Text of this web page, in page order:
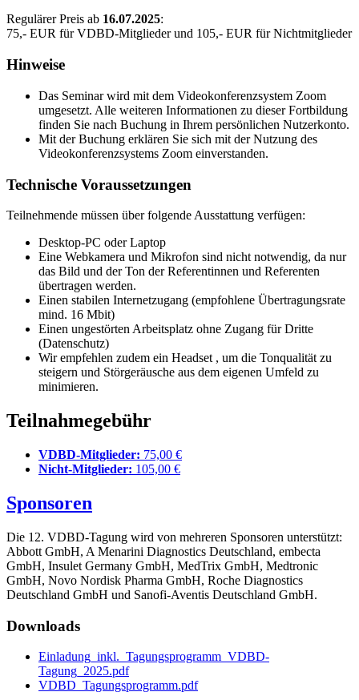
Regulärer Preis ab 16.07.2025:
75,- EUR für VDBD-Mitglieder und 105,- EUR für Nichtmitglieder
Hinweise
Das Seminar wird mit dem Videokonferenzsystem Zoom
umgesetzt. Alle weiteren Informationen zu dieser Fortbildung
finden Sie nach Buchung in Ihrem persönlichen Nutzerkonto.
Mit der Buchung erklären Sie sich mit der Nutzung des
Videokonferenzsystems Zoom einverstanden.
Technische Voraussetzungen
Teilnehmende müssen über folgende Ausstattung verfügen:
Desktop-PC oder Laptop
Eine Webkamera und Mikrofon sind nicht notwendig, da nur
das Bild und der Ton der Referentinnen und Referenten
übertragen werden.
Einen stabilen Internetzugang (empfohlene Übertragungsrate
mind. 16 Mbit)
Einen ungestörten Arbeitsplatz ohne Zugang für Dritte
(Datenschutz)
Wir empfehlen zudem ein Headset , um die Tonqualität zu
steigern und Störgeräusche aus dem eigenen Umfeld zu
minimieren.
Teilnahmegebühr
VDBD-Mitglieder: 75,00 €
Nicht-Mitglieder: 105,00 €
Sponsoren
Die 12. VDBD-Tagung wird von mehreren Sponsoren unterstützt:
Abbott GmbH, A Menarini Diagnostics Deutschland, embecta
GmbH, Insulet Germany GmbH, MedTrix GmbH, Medtronic
GmbH, Novo Nordisk Pharma GmbH, Roche Diagnostics
Deutschland GmbH und Sanofi-Aventis Deutschland GmbH.
Downloads
Einladung_inkl._Tagungsprogramm_VDBD-
Tagung_2025.pdf
VDBD_Tagungsprogramm.pdf